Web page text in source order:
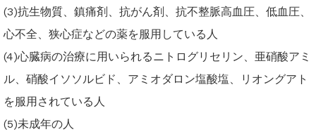
(3)抗生物質、鎮痛剤、抗がん剤、抗不整脈高血圧、低血圧、
心不全、狭心症などの薬を服用している人
(4)心臓病の治療に用いられるニトログリセリン、亜硝酸アミ
ル、硝酸イソソルビド、アミオダロン塩酸塩、リオングアト
を服用されている人
(5)未成年の人